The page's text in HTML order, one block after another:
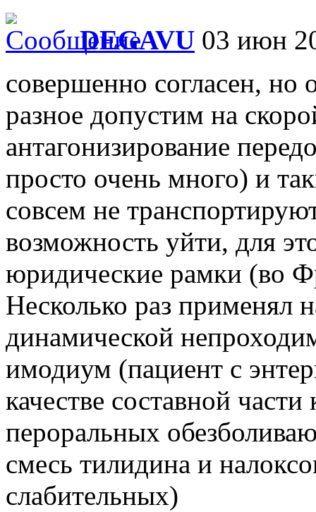
DEGAVU 03 июн
совершенно согласен, но
разное допустим на
антагонизирование
просто очень много) и
совсем не
возможность уйти, для
юридические рамки (во
Несколько раз применял
динамической
имодиум (пациент с
качестве составной
пероральных
смесь тилидина и
слабительных)